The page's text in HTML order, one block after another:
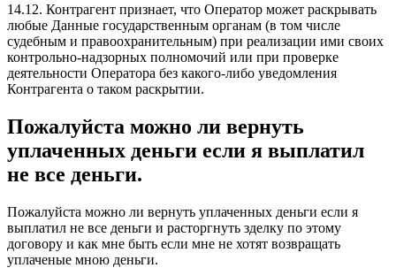
14.12. Контрагент признает, что Оператор может раскрывать
любые Данные государственным органам (в том числе
судебным и правоохранительным) при реализации ими своих
контрольно-надзорных полномочий или при проверке
деятельности Оператора без какого-либо уведомления
Контрагента о таком раскрытии.
Пожалуйста можно ли вернуть
уплаченных деньги если я выплатил
не все деньги.
Пожалуйста можно ли вернуть уплаченных деньги если я
выплатил не все деньги и расторгнуть зделку по этому
договору и как мне быть если мне не хотят возвращать
уплаченые мною деньги.